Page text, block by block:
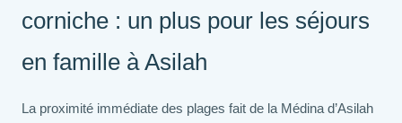
corniche : un plus pour les séjours
en famille à Asilah
La proximité immédiate des plages fait de la Médina d’Asilah